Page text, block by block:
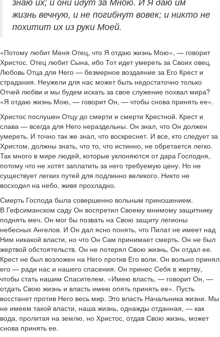
жизнь вечную, и не погибнут вовек; и никто не
похитит их из руки Моей.
«Потому любит Меня Отец, что Я отдаю жизнь Мою», — говорит
Христос. Отец любит Сына, ибо Тот идет умереть за Своих овец.
Любовь Отца для Него — безмерное воздаяние за Его Крест и
страдания. Неужели для нас может быть недостаточно только
Отчей любви и мы будем искать за свое служение похвал мира?
«Я отдаю жизнь Мою, — говорит Он, — чтобы снова принять ее».
Христос послушен Отцу до смерти и смерти Крестной. Крест и
слава — всегда для Него нераздельны. Он знал, что Он должен
умереть. И точно так же знал, что воскреснет. И все, кто следует за
Христом, должны знать, что то, что истинно, не обретается легко.
Так много в мире людей, которые уклоняются от дара Господня,
потому что не хотят заплатить за него требуемую цену. Но не
существует легких путей для подлинно великого. Никто не
восходил на небо, живя прохладно.
Смерть Господа была совершенно вольным приношением.
В Гефсиманском саду Он воспретил Своему мнимому защитнику
поднять меч. Он мог бы позвать на Свою защиту легионы
небесных Ангелов. И Он дал ясно понять, что Пилат не имеет над
Ним никакой власти, но что Он Сам принимает смерть. Он не был
жертвой обстоятельств. Он не потерял Свою жизнь, Он отдал ее.
Крест не был возложен на Него против Его воли. Он вольно принял
его — ради нас и нашего спасения. Он принес Себя в жертву,
чтобы стать нашим Спасителем. «Имею власть, — говорит Он, —
отдать Свою жизнь и власть имею опять принять ее». Пусть
восстанет против Него весь мир. Это власть Начальника жизни. Мы
не имеем такой власти, наша жизнь, однажды отданная, — как
вода, пролитая на землю, но Христос, отдав Свою жизнь, может
снова принять ее.